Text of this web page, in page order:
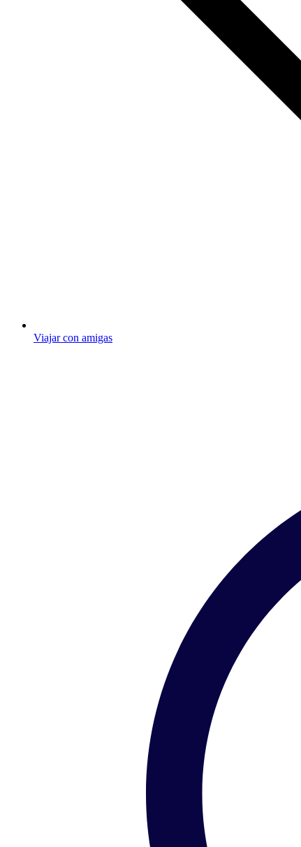
Viajar con amigas